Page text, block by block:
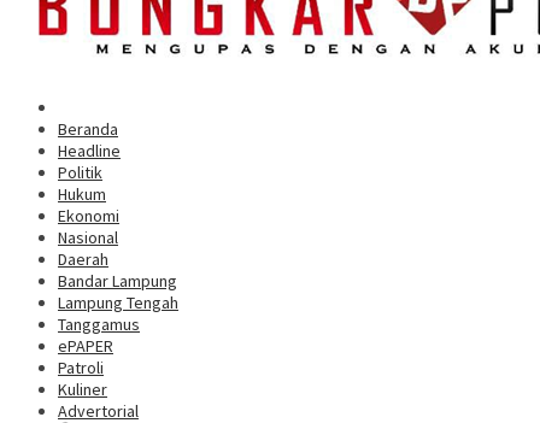
Beranda
Headline
Politik
Hukum
Ekonomi
Nasional
Daerah
Bandar Lampung
Lampung Tengah
Tanggamus
ePAPER
Patroli
Kuliner
Advertorial